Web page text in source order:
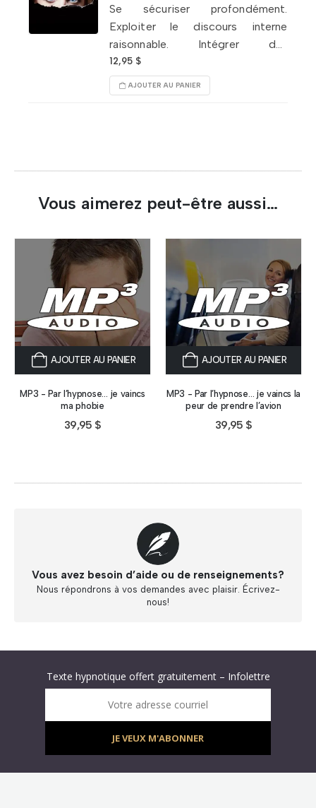
Se sécuriser profondément.
Exploiter le discours interne
raisonnable. Intégrer des
enseignements, comme
l’importance de profiter de la vie
une seconde à la fois. Se détacher
12,95 $
AJOUTER AU PANIER
Vous aimerez peut-être aussi…
AJOUTER AU PANIER
MP3 - Par l’hypnose… je vaincs
ma phobie
39,95 $
AJOUTER AU PANIER
MP3 - Par l’hypnose… je vaincs la
peur de prendre l’avion
39,95 $
Vous avez besoin d’aide ou de renseignements?
Nous répondrons à vos demandes avec plaisir. Écrivez-
nous!
Texte hypnotique offert gratuitement – Infolettre
Infolettre : obtenez un MP3 d’hypnose gratuit !
Votre adresse courriel
JE VEUX M'ABONNER